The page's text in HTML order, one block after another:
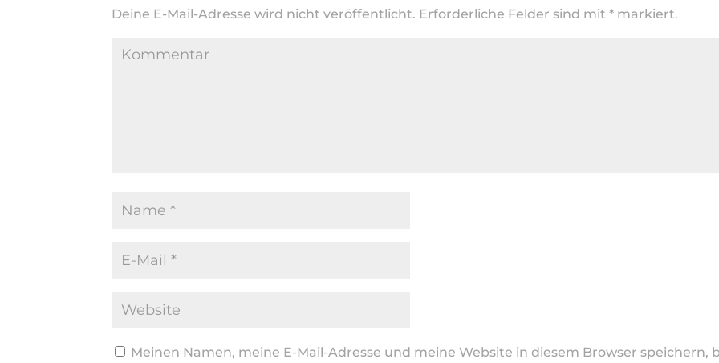
Deine E-Mail-Adresse wird nicht veröffentlicht. Erforderliche Felder sind mit * markiert.
Meinen Namen, meine E-Mail-Adresse und meine Website in diesem Browser speichern,